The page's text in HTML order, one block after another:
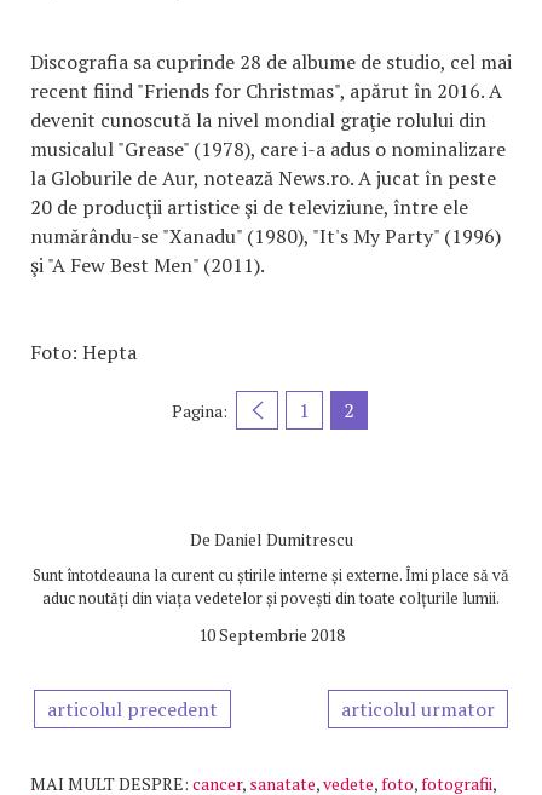
Discografia sa cuprinde 28 de albume de studio, cel mai
recent fiind "Friends for Christmas", apărut în 2016. A
devenit cunoscută la nivel mondial graţie rolului din
musicalul "Grease" (1978), care i-a adus o nominalizare
la Globurile de Aur, notează News.ro. A jucat în peste
20 de producţii artistice şi de televiziune, între ele
numărându-se "Xanadu" (1980), "It's My Party" (1996)
şi "A Few Best Men" (2011).
Foto: Hepta
Pagina: 1 2
De Daniel Dumitrescu
Sunt întotdeauna la curent cu știrile interne și externe. Îmi place să vă
aduc noutăți din viața vedetelor și povești din toate colțurile lumii.
10 Septembrie 2018
articolul precedent articolul urmator
MAI MULT DESPRE: cancer, sanatate,vedete,foto,fotografii,